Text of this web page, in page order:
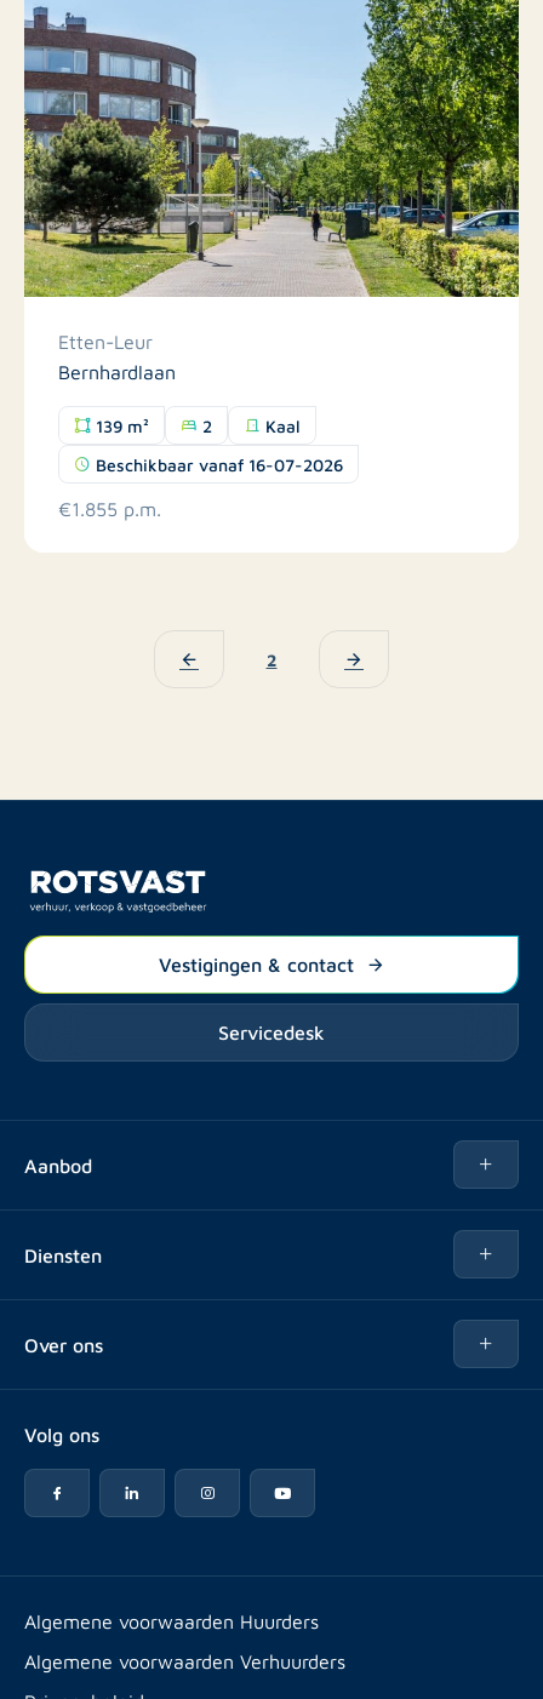
Etten-Leur
Bernhardlaan
139 m² 2
Kaal
Beschikbaar vanaf 16-07-2026
€1.855 p.m.
2
Vestigingen & contact
Servicedesk
Aanbod
Diensten
Vastgoedbeheer
Advies
Expats
Energielabel
Over ons
Veelgestelde vragen
Reviews
Artikelen
Volg ons
Algemene voorwaarden Huurders
Algemene voorwaarden Verhuurders